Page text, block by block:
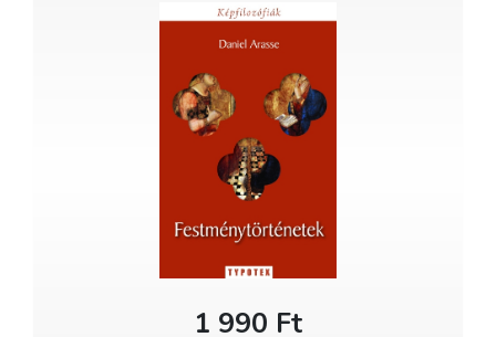
1 990 Ft